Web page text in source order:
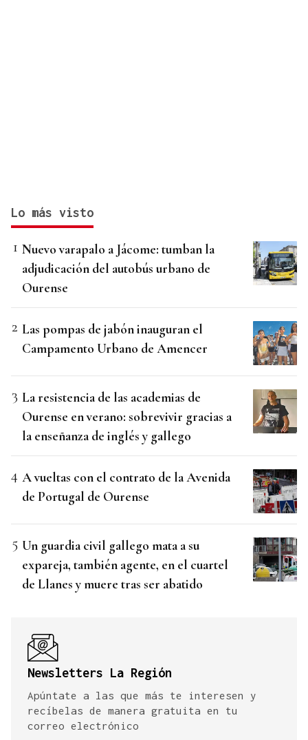
Lo más visto
Nuevo varapalo a Jácome: tumban la
adjudicación del autobús urbano de
Ourense
Las pompas de jabón inauguran el
Campamento Urbano de Amencer
La resistencia de las academias de
Ourense en verano: sobrevivir gracias a
la enseñanza de inglés y gallego
A vueltas con el contrato de la Avenida
de Portugal de Ourense
Un guardia civil gallego mata a su
expareja, también agente, en el cuartel
de Llanes y muere tras ser abatido
Newsletters La Región
Apúntate a las que más te interesen y
recíbelas de manera gratuita en tu
correo electrónico